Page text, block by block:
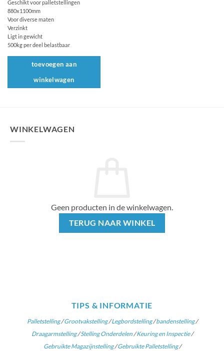
Geschikt voor palletstellingen
880x1100mm
Voor diverse maten
Verzinkt
Ligt in gewicht
500kg per deel belastbaar
toevoegen aan
winkelwagen
WINKELWAGEN
Geen producten in de winkelwagen.
TERUG NAAR WINKEL
TIPS & INFORMATIE
Palletstelling/Grootvakstelling/Legbordstelling/bandenstelling/
Draagarmstelling/Stelling Onderdelen/Keuring en Inspectie/
Gebruikte Magazijnstelling/Gebruikte Palletstelling/